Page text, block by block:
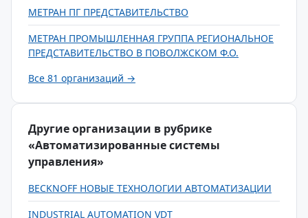
МЕТРАН ПГ ПРЕДСТАВИТЕЛЬСТВО
МЕТРАН ПРОМЫШЛЕННАЯ ГРУППА РЕГИОНАЛЬНОЕ
ПРЕДСТАВИТЕЛЬСТВО В ПОВОЛЖСКОМ Ф.О.
Все 81 организаций →
Другие организации в рубрике
«Автоматизированные системы
управления»
BECKNOFF НОВЫЕ ТЕХНОЛОГИИ АВТОМАТИЗАЦИИ
INDUSTRIAL AUTOMATION VDT